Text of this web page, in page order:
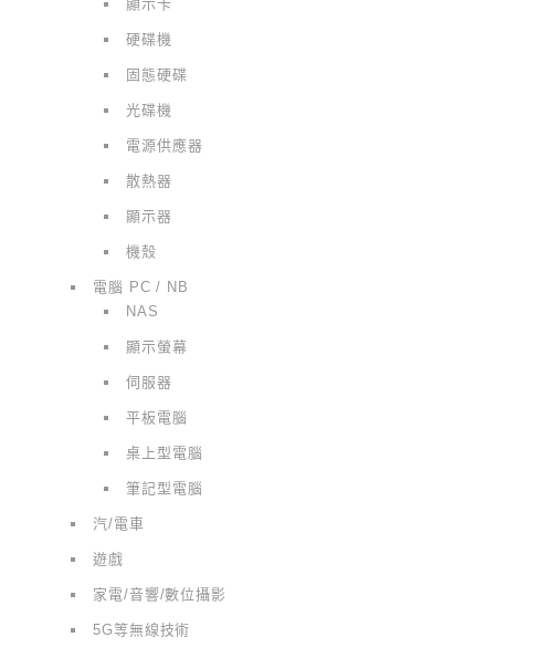
顯示卡
硬碟機
固態硬碟
光碟機
電源供應器
散熱器
顯示器
機殼
電腦 PC / NB
NAS
顯示螢幕
伺服器
平板電腦
桌上型電腦
筆記型電腦
汽/電車
遊戲
家電/音響/數位攝影
5G等無線技術